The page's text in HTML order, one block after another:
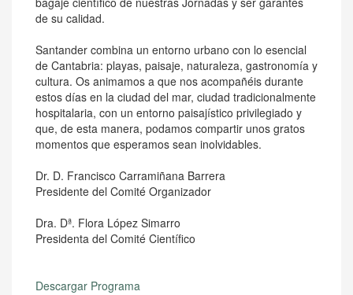
de su calidad.
Santander combina un entorno urbano con lo esencial
de Cantabria: playas, paisaje, naturaleza, gastronomía y
cultura. Os animamos a que nos acompañéis durante
estos días en la ciudad del mar, ciudad tradicionalmente
hospitalaria, con un entorno paisajístico privilegiado y
que, de esta manera, podamos compartir unos gratos
momentos que esperamos sean inolvidables.
Dr. D. Francisco Carramiñana Barrera
Presidente del Comité Organizador
Dra. Dª. Flora López Simarro
Presidenta del Comité Científico
Descargar Programa